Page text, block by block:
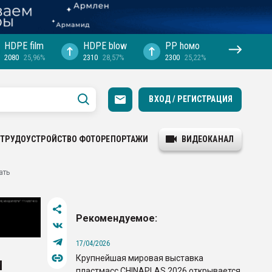
HDPE film
2080 25,96%
HDPE blow
2310 28,57%
PP hомо
2300 25,22%
ВХОД / РЕГИСТРАЦИЯ
ТРУДОУСТРОЙСТВО ФОТОРЕПОРТАЖИ ВИДЕОКАНАЛ
Рекомендуемое:
17/04/2026
Крупнейшая мировая выставка